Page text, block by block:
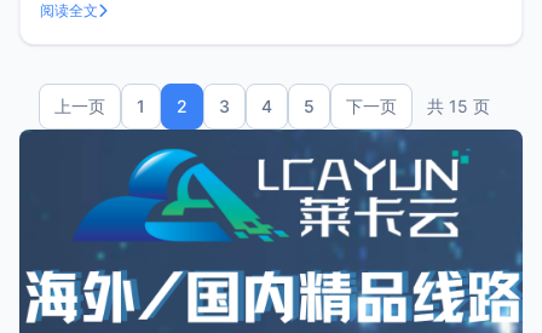
实例，适用于各种规模的应用程序和工作负载。新注册用户还
可以免费试用3个月，体验其强大功能并充分了解其价值。文
阅读全文
上一页 1 2 3 4 5 下一页 共 15 页